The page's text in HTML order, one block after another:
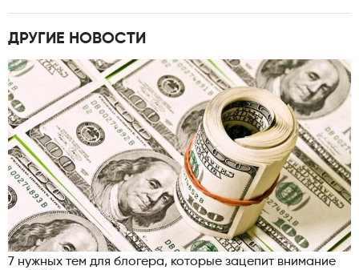
ДРУГИЕ НОВОСТИ
7 нужных тем для блогера, которые зацепит внимание